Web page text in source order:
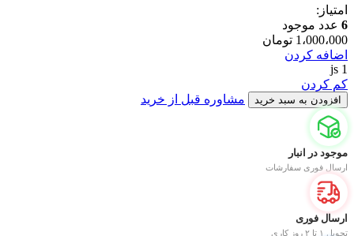
امتیاز:
6 عدد موجود
1،000،000 تومان
اضافه کردن
1
js
کم کردن
افزودن به سبد خرید مشاوره قبل از خرید
موجود در انبار
ارسال فوری سفارشات
ارسال فوری
تحویل ۱ تا ۲ روز کاری